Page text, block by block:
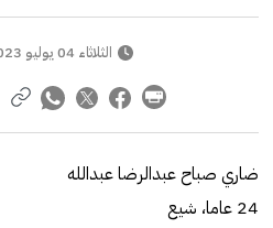
الثلاثاء 04 يوليو 2023
ضاري صباح عبدالرضا عبدالله
24 عاما، شيع